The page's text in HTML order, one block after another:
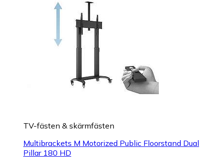
TV-fästen & skärmfästen
Multibrackets M Motorized Public Floorstand Dual
Pillar 180 HD